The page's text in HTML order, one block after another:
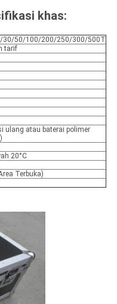
khas:
50/100/200/250/300/500T
tarif
ulang atau baterai polimer
20°C
Terbuka)